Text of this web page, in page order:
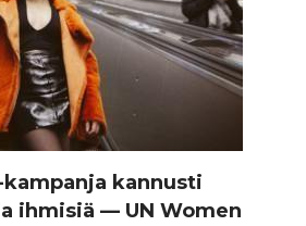
kannusti
ihmisiä — UN Women